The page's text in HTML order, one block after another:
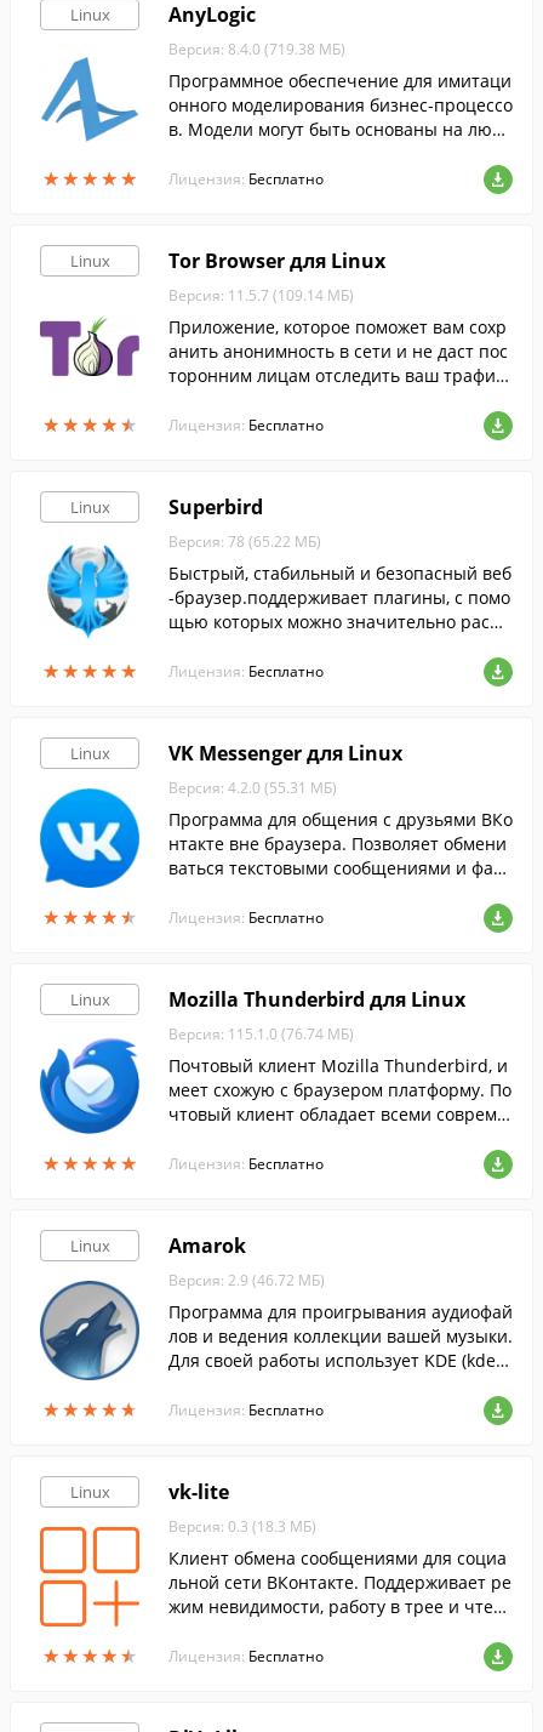
Linux
★★★★★
★★★★★
AnyLogic
Версия: 8.4.0 (719.38 МБ)
Программное обеспечение для имитаци
онного моделирования бизнес-процессо
в. Модели могут быть основаны на любо
моделирования.
Лицензия: Бесплатно
Linux
★★★★★
★★★★★
Tor Browser для Linux
Версия: 11.5.7 (109.14 МБ)
Приложение, которое поможет вам сохр
анить анонимность в сети и не даст пос
торонним лицам отследить ваш трафик
Лицензия: Бесплатно
Linux
★★★★★
★★★★★
Superbird
Версия: 78 (65.22 МБ)
Быстрый, стабильный и безопасный веб
-браузер.поддерживает плагины, с помо
щью которых можно значительно расш
функции.
Лицензия: Бесплатно
Linux
★★★★★
★★★★★
VK Messenger для Linux
Версия: 4.2.0 (55.31 МБ)
Программа для общения с друзьями ВКо
нтакте вне браузера. Позволяет обмени
ваться текстовыми сообщениями и фай
Лицензия: Бесплатно
Linux
★★★★★
★★★★★
Mozilla Thunderbird для Linux
Версия: 115.1.0 (76.74 МБ)
Почтовый клиент Mozilla Thunderbird, и
меет схожую с браузером платформу. По
чтовый клиент обладает всеми совреме
омфортной вашу работу с электронной
Лицензия: Бесплатно
Linux
★★★★★
★★★★★
Amarok
Версия: 2.9 (46.72 МБ)
Программа для проигрывания аудиофай
лов и ведения коллекции вашей музыки.
Для своей работы использует KDE (kdeli
Лицензия: Бесплатно
Linux
★★★★★
★★★★★
vk-lite
Версия: 0.3 (18.3 МБ)
Клиент обмена сообщениями для социа
льной сети ВКонтакте. Поддерживает ре
жим невидимости, работу в трее и чтен
Лицензия: Бесплатно